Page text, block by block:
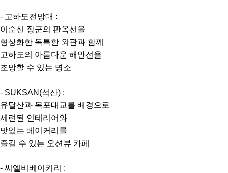
- 고하도전망대 :
이순신 장군의 판옥선을
형상화한 독특한 외관과 함께
고하도의 아름다운 해안선을
조망할 수 있는 명소
- SUKSAN(석산) :
유달산과 목포대교를 배경으로
세련된 인테리어와
맛있는 베이커리를
즐길 수 있는 오션뷰 카페
- 씨엘비베이커리 :